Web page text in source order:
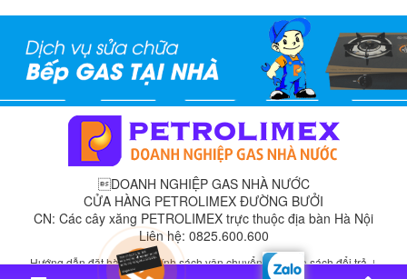
DOANH NGHIỆP GAS NHÀ NƯỚC
CỬA HÀNG PETROLIMEX ĐƯỜNG BƯỞI
CN: Các cây xăng PETROLIMEX trực thuộc địa bàn Hà Nội
Liên hệ: 0825.600.600
Hướng dẫn đặt hàng Chính sách vận chuyển
Chính sách đổi trả